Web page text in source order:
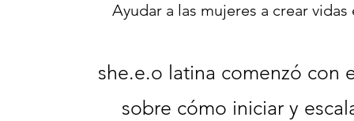
Ayudar a las mujeres a crear
she.e.o latina comenzó con
sobre cómo iniciar y